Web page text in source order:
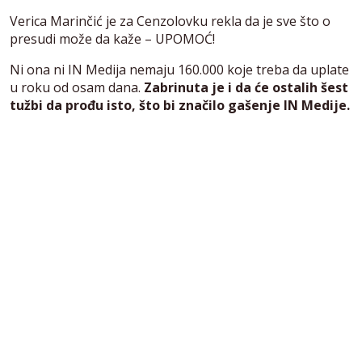
Verica Marinčić je za Cenzolovku rekla da je sve što o
presudi može da kaže – UPOMOĆ!
Ni ona ni IN Medija nemaju 160.000 koje treba da uplate
u roku od osam dana. Zabrinuta je i da će ostalih šest
tužbi da prođu isto, što bi značilo gašenje IN Medije.